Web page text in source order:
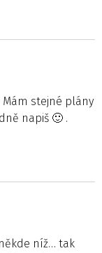
Mám stejné plány
napiš 🙂 .
níž… tak